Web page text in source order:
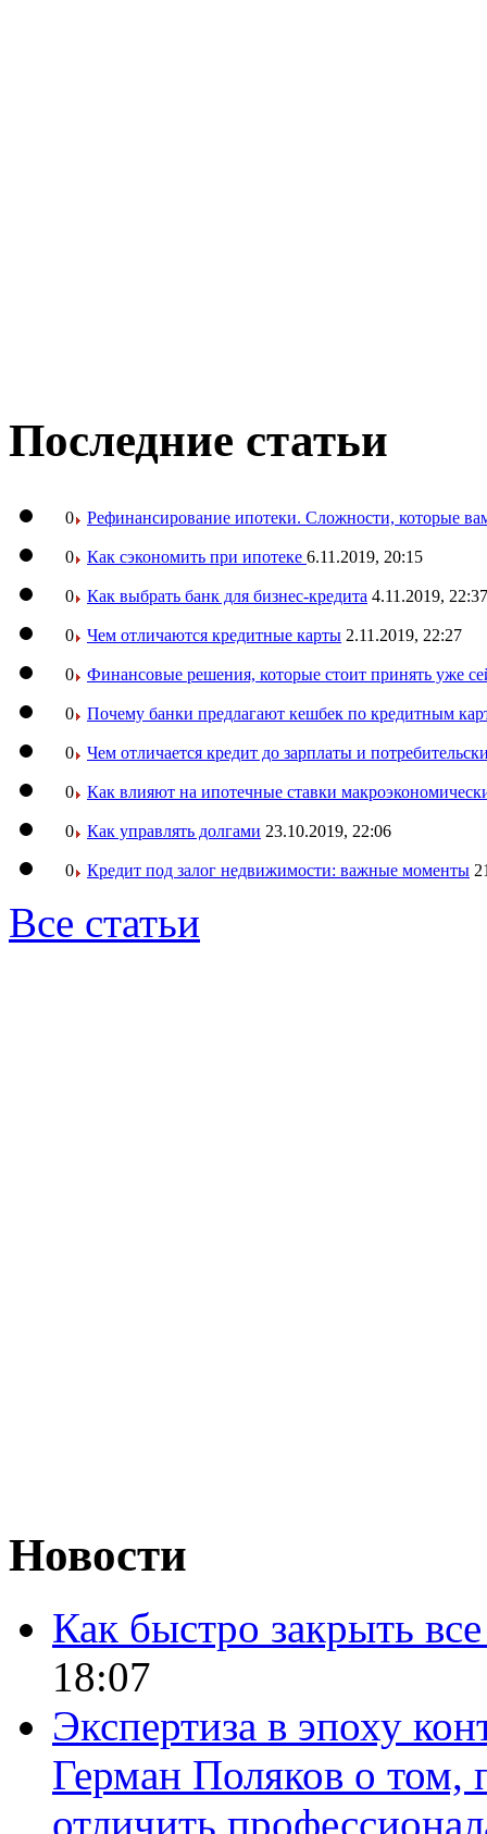
Последние статьи
0 Рефинансирование ипотеки. Сложности, которые
0 Как сэкономить при ипотеке 6.11.2019, 20:15
0 Как выбрать банк для бизнес-кредита 4.11.2019, 22:37
0 Чем отличаются кредитные карты 2.11.2019, 22:27
0 Финансовые решения, которые стоит принять уже
0 Почему банки предлагают кешбек по кредитным
0 Чем отличается кредит до зарплаты и
0 Как влияют на ипотечные ставки
0 Как управлять долгами 23.10.2019, 22:06
0 Кредит под залог недвижимости: важные моменты
Все статьи
Новости
Как быстро закрыть
18:07
Экспертиза в эпоху
Герман Поляков о том,
отличить